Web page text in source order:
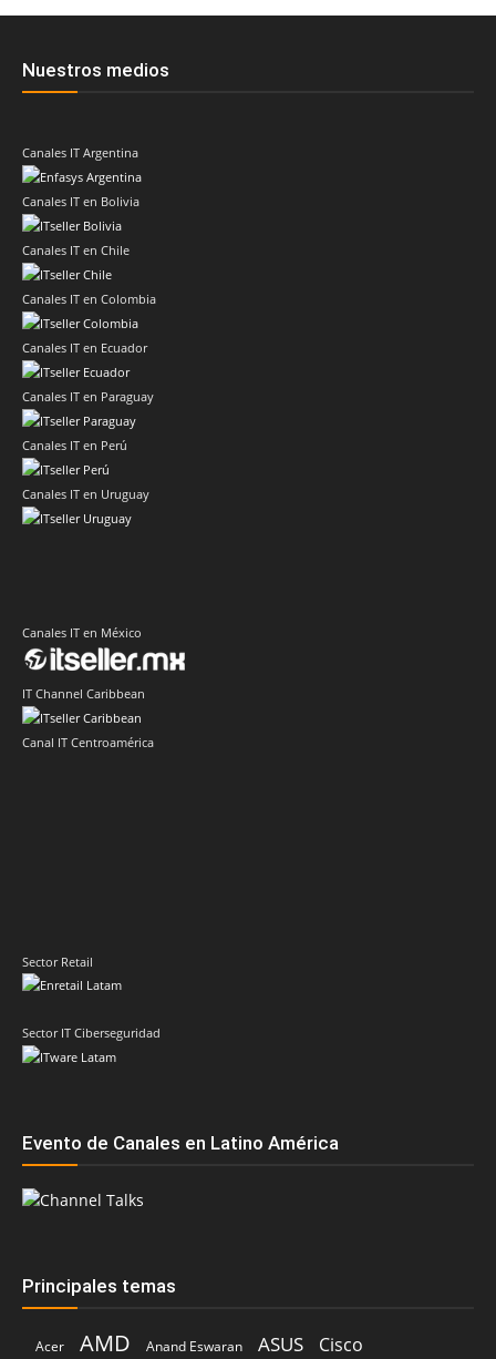
Nuestros medios
Canales IT Argentina
Canales IT en Bolivia
Canales IT en Chile
Canales IT en Colombia
Canales IT en Ecuador
Canales IT en Paraguay
Canales IT en Perú
Canales IT en Uruguay
Canales IT en México
IT Channel Caribbean
Canal IT Centroamérica
Sector Retail
Sector IT Ciberseguridad
Evento de Canales en Latino América
Principales temas
Acer AMD Anand Eswaran ASUS Cisco